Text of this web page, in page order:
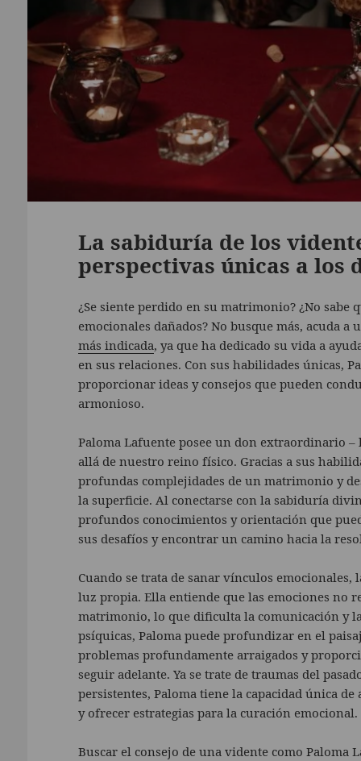
La sabiduría de los
perspectivas únicas a los
¿Se siente perdido en su matrimonio? ¿No
emocionales dañados? No busque más, acuda
más indicada, ya que ha dedicado su vida a
en sus relaciones. Con sus habilidades únicas,
proporcionar ideas y consejos que pueden
armonioso.
Paloma Lafuente posee un don extraordinario –
allá de nuestro reino físico. Gracias a sus
profundas complejidades de un matrimonio y
la superficie. Al conectarse con la sabiduría
profundos conocimientos y orientación que
sus desafíos y encontrar un camino hacia la
Cuando se trata de sanar vínculos
luz propia. Ella entiende que las emociones no
matrimonio, lo que dificulta la comunicación y
psíquicas, Paloma puede profundizar en el
problemas profundamente arraigados y
seguir adelante. Ya se trate de traumas del
persistentes, Paloma tiene la capacidad única
y ofrecer estrategias para la curación emocional.
Buscar el consejo de una vidente como Paloma